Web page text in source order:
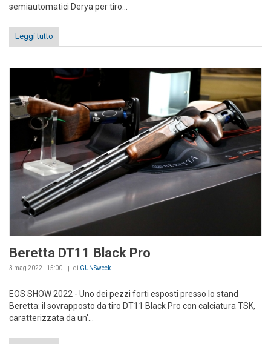
semiautomatici Derya per tiro...
Leggi tutto
Beretta DT11 Black Pro
3 mag 2022 - 15:00 di GUNSweek
EOS SHOW 2022 - Uno dei pezzi forti esposti presso lo stand
Beretta: il sovrapposto da tiro DT11 Black Pro con calciatura TSK,
caratterizzata da un'...